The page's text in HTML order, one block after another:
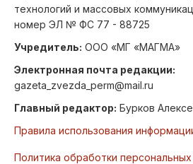
технологий и массовых
номер ЭЛ № ФС 77 - 88725
Учредитель: ООО «МГ «МАГМА»
Электронная почта редакции:
gazeta_zvezda_perm@mail.ru
Главный редактор: Бурков
Правила использования
Политика обработки